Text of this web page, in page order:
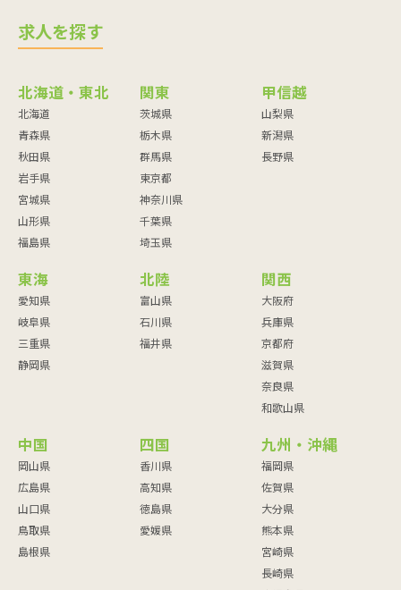
求人を探す
北海道・東北
北海道
青森県
秋田県
岩手県
宮城県
山形県
福島県
関東
茨城県
栃木県
群馬県
東京都
神奈川県
千葉県
埼玉県
甲信越
山梨県
新潟県
長野県
東海
愛知県
岐阜県
三重県
静岡県
北陸
富山県
石川県
福井県
関西
大阪府
兵庫県
京都府
滋賀県
奈良県
和歌山県
中国
岡山県
広島県
山口県
鳥取県
島根県
四国
香川県
高知県
徳島県
愛媛県
九州・沖縄
福岡県
佐賀県
大分県
熊本県
宮崎県
長崎県